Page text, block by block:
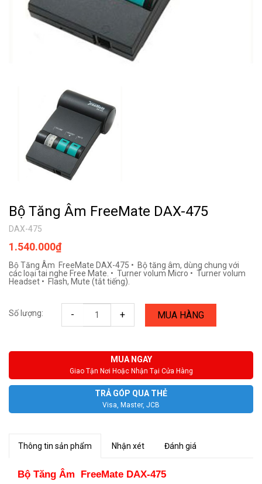
Bộ Tăng Âm FreeMate DAX-475
DAX-475
1.540.000₫
Bộ Tăng Âm FreeMate DAX-475 • Bộ tăng âm, dùng chung với
các loại tai nghe Free Mate. • Turner volum Micro • Turner volum
Headset • Flash, Mute (tắt tiếng).
Số lượng: - + MUA HÀNG
MUA NGAY
Giao Tận Nơi Hoặc Nhận Tại Cửa Hàng
TRẢ GÓP QUA THẺ
Visa, Master, JCB
Thông tin sản phẩm Nhận xét Đánh giá
Bộ Tăng Âm FreeMate DAX-475